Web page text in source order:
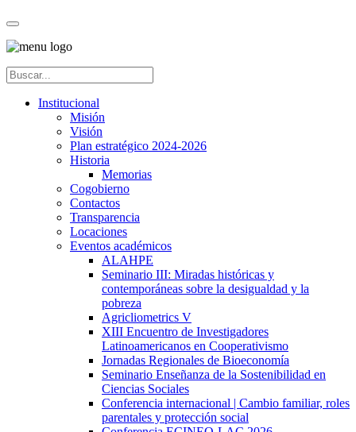
Institucional
Misión
Visión
Plan estratégico 2024-2026
Historia
Memorias
Cogobierno
Contactos
Transparencia
Locaciones
Eventos académicos
ALAHPE
Seminario III: Miradas históricas y
contemporáneas sobre la desigualdad y la
pobreza
Agricliometrics V
XIII Encuentro de Investigadores
Latinoamericanos en Cooperativismo
Jornadas Regionales de Bioeconomía
Seminario Enseñanza de la Sostenibilidad en
Ciencias Sociales
Conferencia internacional | Cambio familiar, roles
parentales y protección social